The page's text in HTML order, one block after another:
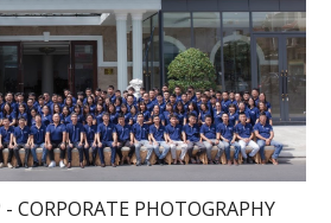
CORPORATE PHOTOGRAPHY